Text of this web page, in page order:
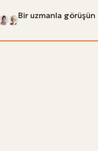
Bir uzmanla görüşün